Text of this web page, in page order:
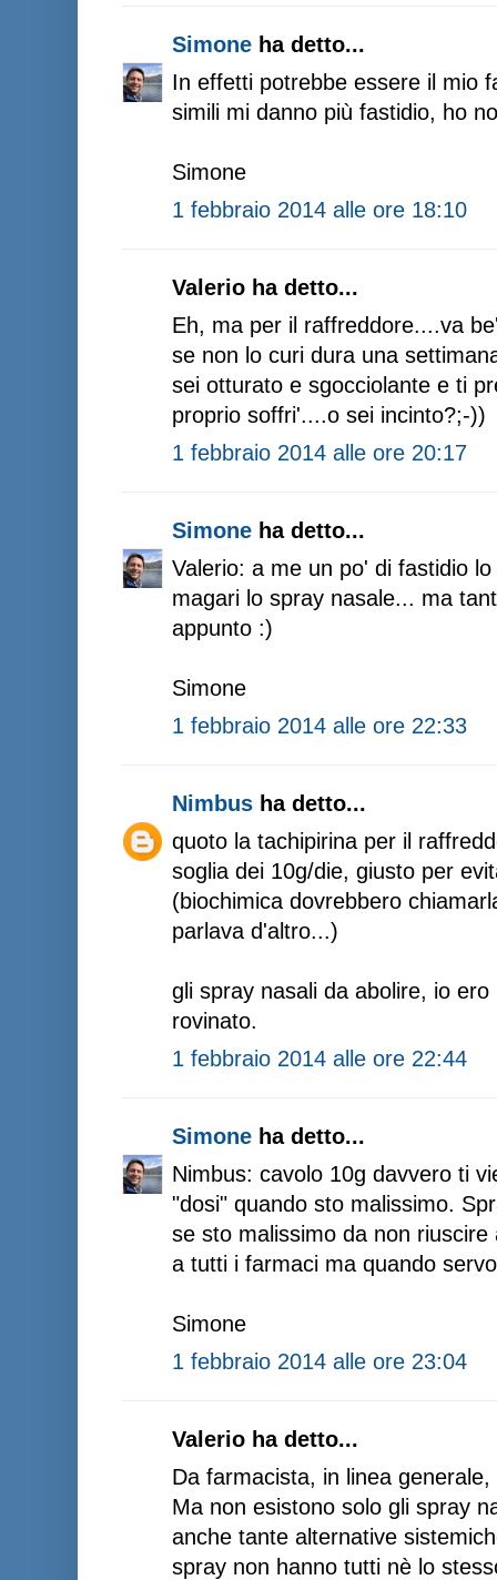
Simone ha detto...
In effetti potrebbe essere il mio
simili mi danno più fastidio, ho
Simone
1 febbraio 2014 alle ore 18:10
Valerio ha detto...
Eh, ma per il raffreddore....va
se non lo curi dura una
sei otturato e sgocciolante e ti
proprio soffri'....o sei incinto?;-))
1 febbraio 2014 alle ore 20:17
Simone ha detto...
Valerio: a me un po' di fastidio
magari lo spray nasale... ma
appunto :)
Simone
1 febbraio 2014 alle ore 22:33
Nimbus ha detto...
quoto la tachipirina per il
soglia dei 10g/die, giusto per
(biochimica dovrebbero
parlava d'altro...)
gli spray nasali da abolire, io
rovinato.
1 febbraio 2014 alle ore 22:44
Simone ha detto...
Nimbus: cavolo 10g davvero ti
"dosi" quando sto malissimo.
se sto malissimo da non
a tutti i farmaci ma quando
Simone
1 febbraio 2014 alle ore 23:04
Valerio ha detto...
Da farmacista, in linea
Ma non esistono solo gli spray
anche tante alternative
spray non hanno tutti nè lo